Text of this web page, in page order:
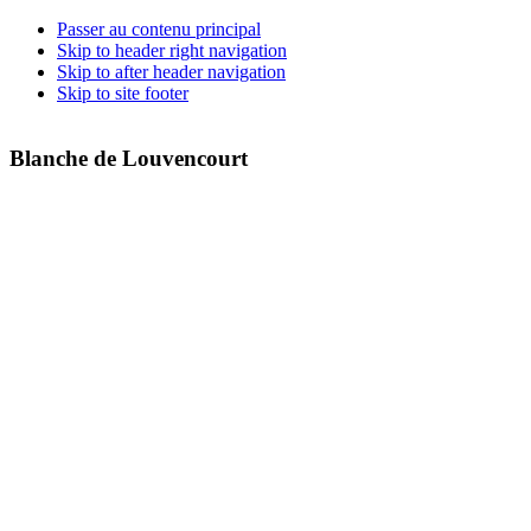
Passer au contenu principal
Skip to header right navigation
Skip to after header navigation
Skip to site footer
Blanche de Louvencourt